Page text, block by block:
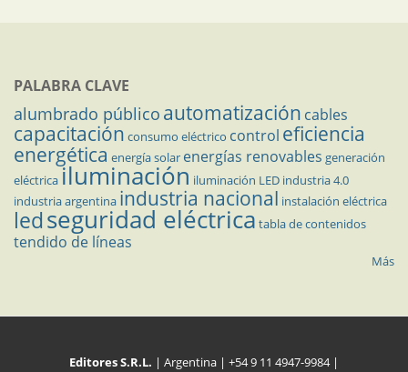
PALABRA CLAVE
alumbrado público automatización cables
capacitación consumo eléctrico control eficiencia
energética energía solar energías renovables generación
eléctricailuminación iluminación LED industria 4.0
industria argentina industria nacional instalación eléctrica
ledseguridad eléctrica tabla de contenidos
tendido de líneas
Más
Editores S.R.L. | Argentina | +54 9 11 4947-9984 |